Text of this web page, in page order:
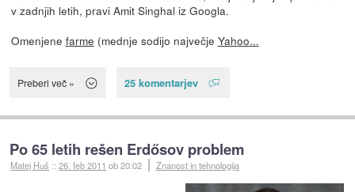
v zadnjih letih, pravi Amit Singhal iz Googla.
Omenjene farme (mednje sodijo največje Yahoo...
Preberi več » 25 komentarjev
Po 65 letih rešen Erdősov problem
Matej Huš ::26. feb 2011 ob 20:02 Znanost in tehnologija